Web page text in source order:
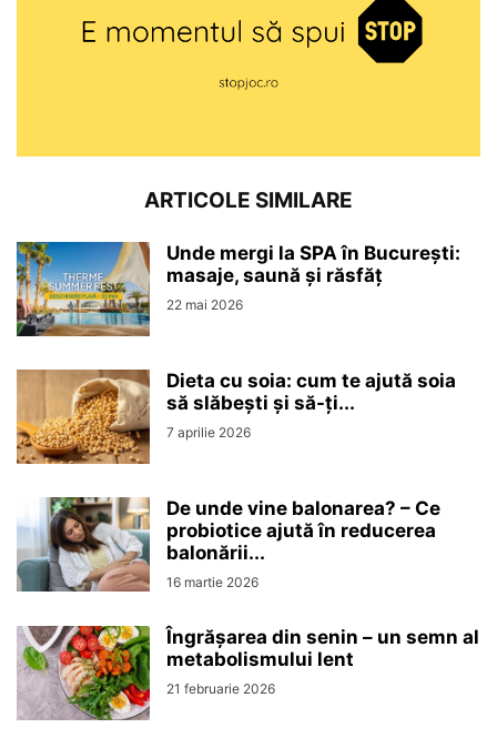
ARTICOLE SIMILARE
Unde mergi la SPA în București:
masaje, saună și răsfăț
22 mai 2026
Dieta cu soia: cum te ajută soia
să slăbești și să-ți...
7 aprilie 2026
De unde vine balonarea? – Ce
probiotice ajută în reducerea
balonării...
16 martie 2026
Îngrășarea din senin – un semn al
metabolismului lent
21 februarie 2026